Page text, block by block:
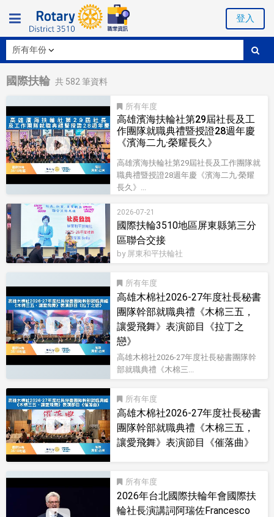
登入
國際扶輪 共 582 筆資料
影音型錄
所有
高雄濱海扶輪社第29屆社長及工
作團隊就職典禮暨授證28週年慶
《濱海二九·榮耀長久》
高雄濱海扶輪社第29屆社長及工作團隊就
職典禮暨授證28週年慶《濱海二九·榮耀
長久》...
2026-07-21
國際扶輪3510地區屏東縣第三分
區聯合交接
by 屏東和平扶輪社
影音型錄
所有
高雄木棉社2026-27年度社長秘書
團隊幹部就職典禮《木棉三五，
讓愛飛舞》表演節目《拉丁之
戀》
高雄木棉社2026-27年度社長秘書團隊幹
部就職典禮《木棉三...
所有
高雄木棉社2026-27年度社長秘書
團隊幹部就職典禮《木棉三五，
讓愛飛舞》表演節目《催落曲》
所有
2026年台北國際扶輪年會國際扶
輪社長演講詞阿瑞佐Francesco